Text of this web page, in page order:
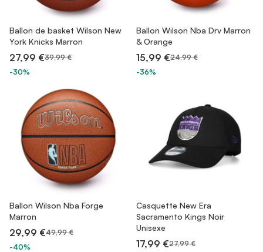
Ballon de basket Wilson New
York Knicks Marron
27,99 €39,99 €
-30%
Ballon Wilson Nba Drv Marron
& Orange
15,99 €24,99 €
-36%
Ballon Wilson Nba Forge
Marron
29,99 €49,99 €
-40%
Casquette New Era
Sacramento Kings Noir
Unisexe
17,99 €27,99 €